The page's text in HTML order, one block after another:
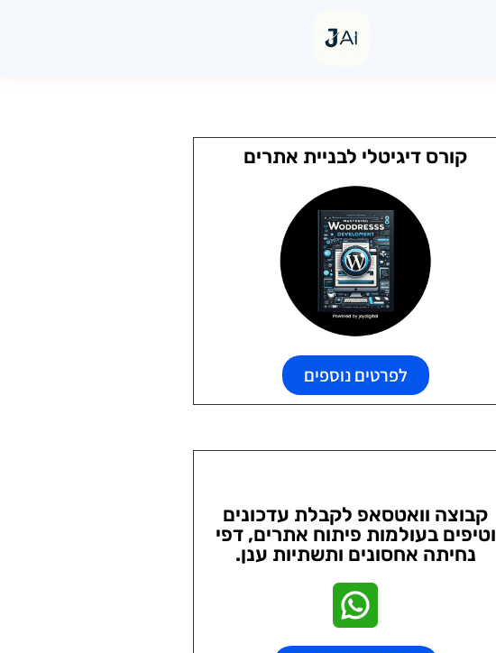
קורס דיגיטלי לבניית אתרים
לפרטים נוספים
קבוצה וואטסאפ לקבלת עדכונים
וטיפים בעולמות פיתוח אתרים, דפי
נחיתה אחסונים ותשתיות ענן.